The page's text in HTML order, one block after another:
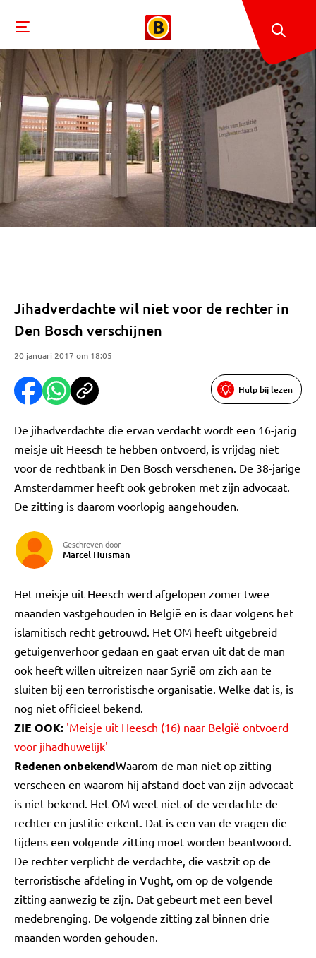
Jihadverdachte wil niet voor de rechter in
Den Bosch verschijnen
20 januari 2017 om 18:05
Hulp bij lezen
De jihadverdachte die ervan verdacht wordt een 16-jarig
meisje uit Heesch te hebben ontvoerd, is vrijdag niet
voor de rechtbank in Den Bosch verschenen. De 38-jarige
Amsterdammer heeft ook gebroken met zijn advocaat.
De zitting is daarom voorlopig aangehouden.
Geschreven door
Marcel Huisman
Het meisje uit Heesch werd afgelopen zomer twee
maanden vastgehouden in België en is daar volgens het
islamitisch recht getrouwd. Het OM heeft uitgebreid
getuigenverhoor gedaan en gaat ervan uit dat de man
ook heeft willen uitreizen naar Syrië om zich aan te
sluiten bij een terroristische organisatie. Welke dat is, is
nog niet officieel bekend.
ZIE OOK: 'Meisje uit Heesch (16) naar België ontvoerd
voor jihadhuwelijk'
Redenen onbekendWaarom de man niet op zitting
verscheen en waarom hij afstand doet van zijn advocaat
is niet bekend. Het OM weet niet of de verdachte de
rechter en justitie erkent. Dat is een van de vragen die
tijdens een volgende zitting moet worden beantwoord.
De rechter verplicht de verdachte, die vastzit op de
terroristische afdeling in Vught, om op de volgende
zitting aanwezig te zijn. Dat gebeurt met een bevel
medebrenging. De volgende zitting zal binnen drie
maanden worden gehouden.